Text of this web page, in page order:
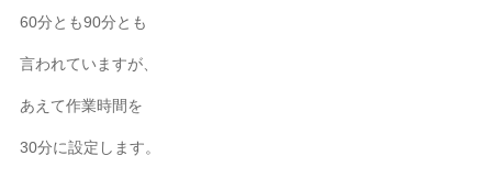
60分とも90分とも
言われていますが、
あえて作業時間を
30分に設定します。